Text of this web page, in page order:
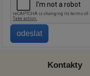
Kontakty